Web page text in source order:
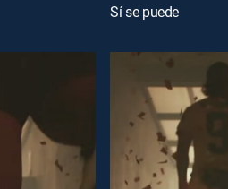
Sí se puede